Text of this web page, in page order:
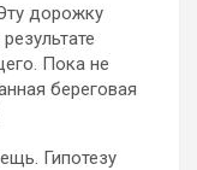
дорожку
Пока не
береговая
Гипотезу